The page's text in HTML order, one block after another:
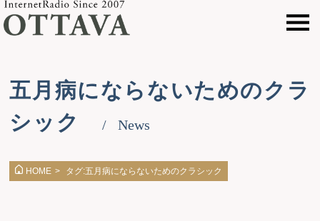
五月病にならないためのクラ
シック
News
HOME > タグ:五月病にならないためのクラシック